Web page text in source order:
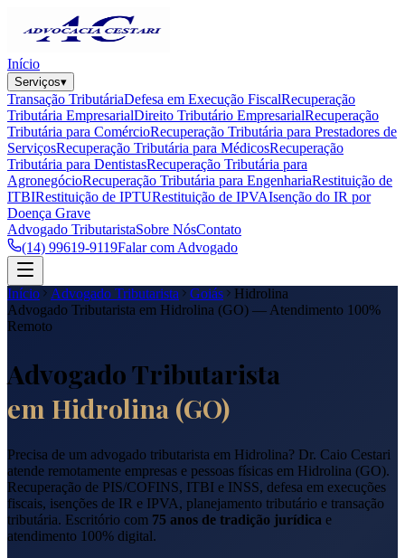
Início
Serviços▾
Transação TributáriaDefesa em Execução FiscalRecuperação
Tributária EmpresarialDireito Tributário EmpresarialRecuperação
Tributária para ComércioRecuperação Tributária para Prestadores de
ServiçosRecuperação Tributária para MédicosRecuperação
Tributária para DentistasRecuperação Tributária para
AgronegócioRecuperação Tributária para EngenhariaRestituição de
ITBIRestituição de IPTURestituição de IPVAIsenção do IR por
Doença Grave
Advogado TributaristaSobre NósContato
(14) 99619-9119Falar com Advogado
Início Advogado Tributarista Goiás
Hidrolina
Advogado Tributarista em Hidrolina (GO) — Atendimento 100%
Remoto
Advogado Tributarista
em Hidrolina (GO)
Precisa de um advogado tributarista em Hidrolina? Dr. Caio Cestari
atende remotamente empresas e pessoas físicas em Hidrolina (GO).
Recuperação de PIS/COFINS, ITBI e INSS, defesa em execuções
fiscais, isenções de IR e IPVA, planejamento tributário e transação
tributária. Escritório com 75 anos de tradição jurídica e
atendimento 100% digital.